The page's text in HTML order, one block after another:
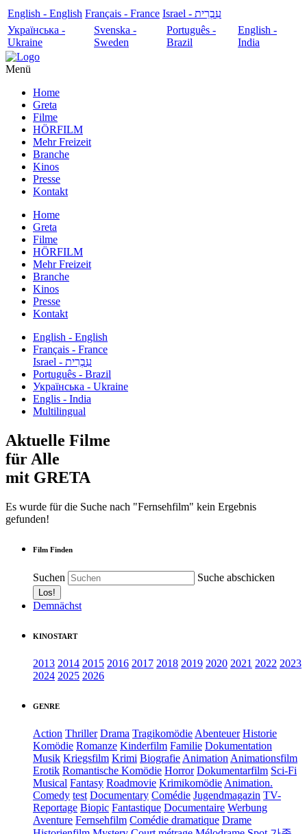
English - English Français - France
עִבְרִית - Israel
Українська -
Ukraine
Svenska -
Sweden
Português -
Brazil
English -
India
Menü
Home
Greta
Filme
HÖRFILM
Mehr Freizeit
Branche
Kinos
Presse
Kontakt
Home
Greta
Filme
HÖRFILM
Mehr Freizeit
Branche
Kinos
Presse
Kontakt
English - English
Français - France
עִבְרִית - Israel
Português - Brazil
Українська - Ukraine
Englis - India
Multilingual
Aktuelle Filme
für Alle
mit GRETA
Es wurde für die Suche nach "Fernsehfilm" kein Ergebnis
gefunden!
Film Finden
Suchen Suche abschicken
Demnächst
KINOSTART
2013 2014 2015 2016 2017 2018 2019 2020 2021 2022 2023
2024 2025 2026
GENRE
Action Thriller Drama Tragikomödie Abenteuer Historie
Komödie Romanze Kinderfilm Familie Dokumentation
Musik Kriegsfilm Krimi Biografie Animation Animationsfilm
Erotik Romantische Komödie Horror Dokumentarfilm Sci-Fi
Musical Fantasy Roadmovie Krimikomödie Animation.
Comedy test Documentary Comédie Jugendmagazin TV-
Reportage Biopic Fantastique Documentaire Werbung
Aventure Fernsehfilm Comédie dramatique Drame